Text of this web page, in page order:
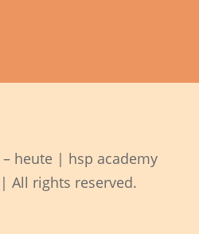
heute | hsp academy
All rights reserved.